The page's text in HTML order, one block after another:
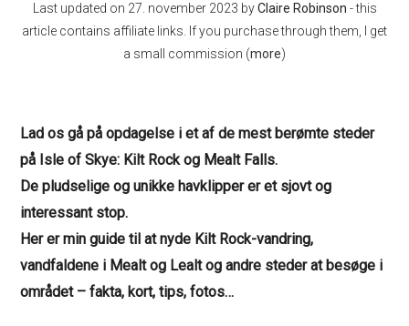
Last updated on 27. november 2023 byClaire Robinson - this
article contains affiliate links. If you purchase through them, I get
a small commission (more)
Lad os gå på opdagelse i et af de mest berømte steder
på Isle of Skye: Kilt Rock og Mealt Falls.
De pludselige og unikke havklipper er et sjovt og
interessant stop.
Her er min guide til at nyde Kilt Rock-vandring,
vandfaldene i Mealt og Lealt og andre steder at besøge i
området – fakta, kort, tips, fotos…